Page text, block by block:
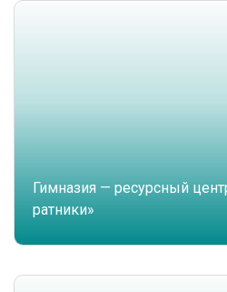
Гимназия — ресурсный
ратники»